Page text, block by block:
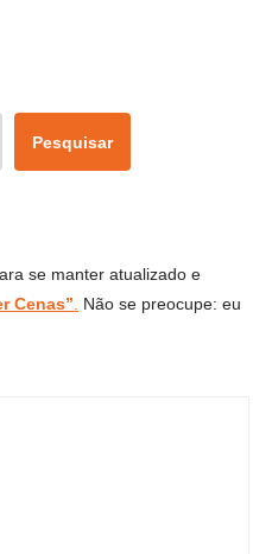
Pesquisar
se manter atualizado e
Cenas”
Não se preocupe: eu